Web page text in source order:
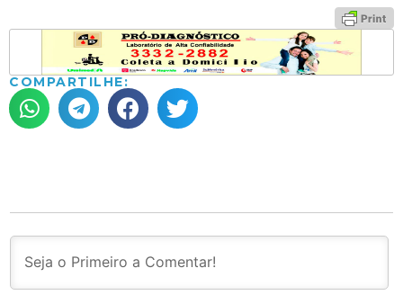
COMPARTILHE: